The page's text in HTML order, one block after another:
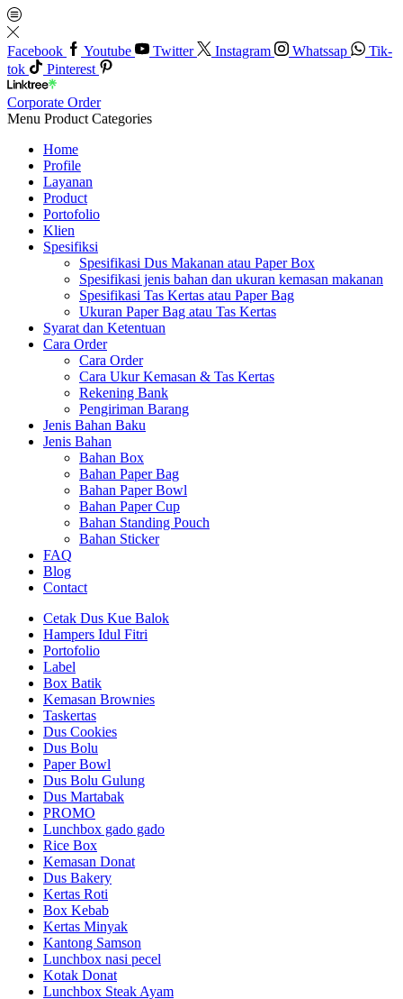
Facebook Youtube Twitter Instagram Whatssap
Tik-
tok
Pinterest
Corporate Order
Menu Product Categories
Home
Profile
Layanan
Product
Portofolio
Klien
Spesifiksi
Spesifikasi Dus Makanan atau Paper Box
Spesifikasi jenis bahan dan ukuran kemasan makanan
Spesifikasi Tas Kertas atau Paper Bag
Ukuran Paper Bag atau Tas Kertas
Syarat dan Ketentuan
Cara Order
Cara Order
Cara Ukur Kemasan & Tas Kertas
Rekening Bank
Pengiriman Barang
Jenis Bahan Baku
Jenis Bahan
Bahan Box
Bahan Paper Bag
Bahan Paper Bowl
Bahan Paper Cup
Bahan Standing Pouch
Bahan Sticker
FAQ
Blog
Contact
Cetak Dus Kue Balok
Hampers Idul Fitri
Portofolio
Label
Box Batik
Kemasan Brownies
Taskertas
Dus Cookies
Dus Bolu
Paper Bowl
Dus Bolu Gulung
Dus Martabak
PROMO
Lunchbox gado gado
Rice Box
Kemasan Donat
Dus Bakery
Kertas Roti
Box Kebab
Kertas Minyak
Kantong Samson
Lunchbox nasi pecel
Kotak Donat
Lunchbox Steak Ayam